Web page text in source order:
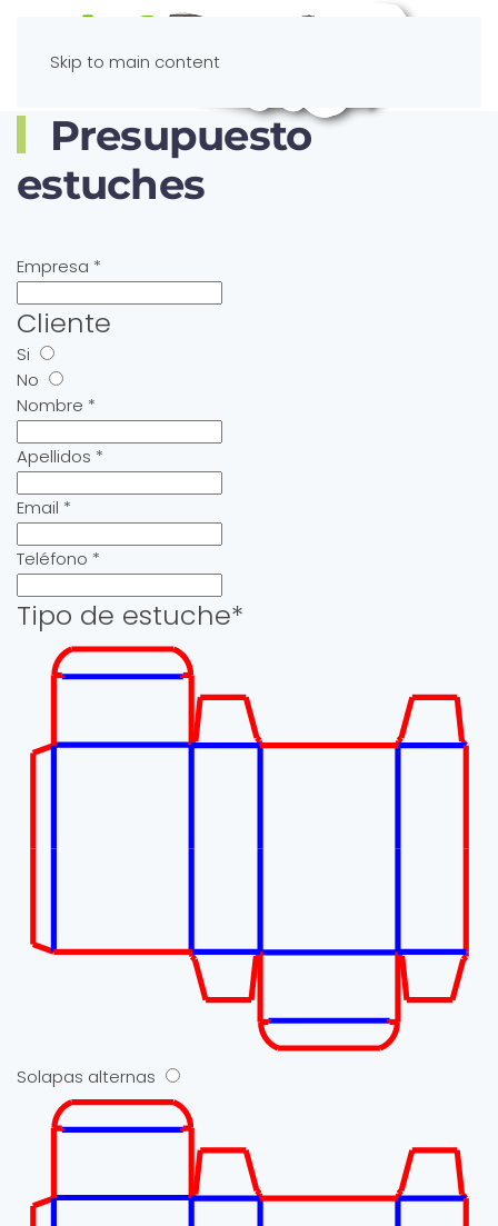
Skip to main content
Presupuesto
estuches
Empresa *
Cliente
Si
No
Nombre *
Apellidos *
Email *
Teléfono *
Tipo de estuche*
Solapas alternas